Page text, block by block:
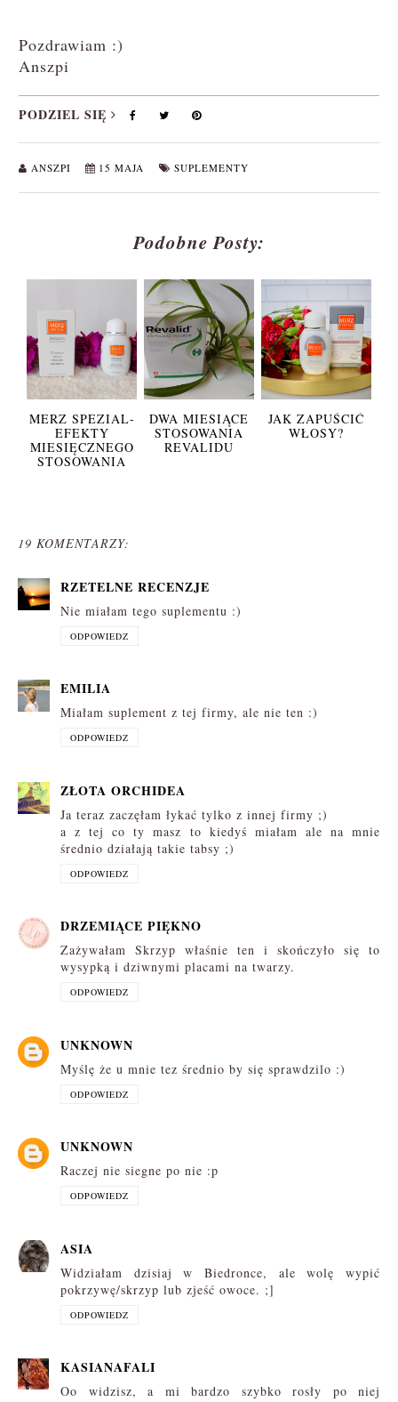
Pozdrawiam :)
Anszpi
PODZIEL SIĘ
ANSZPI 15 MAJA SUPLEMENTY
Podobne Posty:
MERZ SPEZIAL-
EFEKTY
MIESIĘCZNEGO
STOSOWANIA
DWA MIESIĄCE
STOSOWANIA
REVALIDU
JAK ZAPUŚCIĆ
WŁOSY?
19 KOMENTARZY:
RZETELNE RECENZJE
Nie miałam tego suplementu :)
ODPOWIEDZ
EMILIA
Miałam suplement z tej firmy, ale nie ten :)
ODPOWIEDZ
ZŁOTA ORCHIDEA
Ja teraz zaczęłam łykać tylko z innej firmy ;)
a z tej co ty masz to kiedyś miałam ale na mnie
średnio działają takie tabsy ;)
ODPOWIEDZ
DRZEMIĄCE PIĘKNO
Zażywałam Skrzyp właśnie ten i skończyło się to
wysypką i dziwnymi placami na twarzy.
ODPOWIEDZ
UNKNOWN
Myślę że u mnie tez średnio by się sprawdzilo :)
ODPOWIEDZ
UNKNOWN
Raczej nie siegne po nie :p
ODPOWIEDZ
ASIA
Widziałam dzisiaj w Biedronce, ale wolę wypić
pokrzywę/skrzyp lub zjeść owoce. ;]
ODPOWIEDZ
KASIANAFALI
Oo widzisz, a mi bardzo szybko rosły po niej